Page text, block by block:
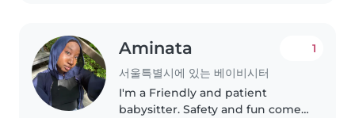
Aminata
서울특별시에 있는 베이비시터
1
I'm a Friendly and patient
babysitter. Safety and fun come